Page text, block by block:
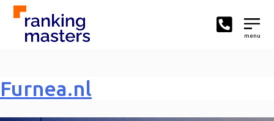
menu
Furnea.nl